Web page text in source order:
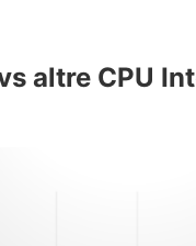
altre CPU